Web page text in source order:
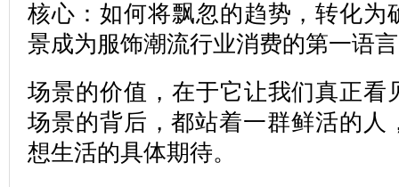
核心：如何将飘忽的趋势，转化
景成为服饰潮流行业消费的第一语
场景的价值，在于它让我们真正
场景的背后，都站着一群鲜活的人
想生活的具体期待。